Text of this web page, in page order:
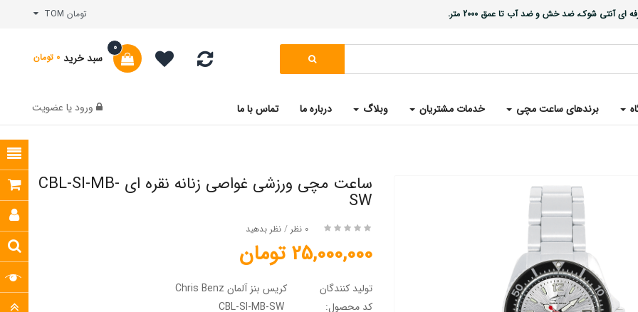
آنتی شوک، ضد خش و ضد آب تا عمق 2000 متر. تومان TOM
سبد خرید
0
0 تومان
برندهای ساعت مچی خدمات مشتریان وبلاگ درباره ما تماس با ما ورود یا عضویت
ساعت مچی ورزشی غواصی زنانه نقره ای CBL-SI-MB-
SW
0 نظر /نظر بدهید
25,000,000 تومان
تولید کنندگان
کریس بنز آلمان Chris Benz
کد محصول:
CBL-SI-MB-SW